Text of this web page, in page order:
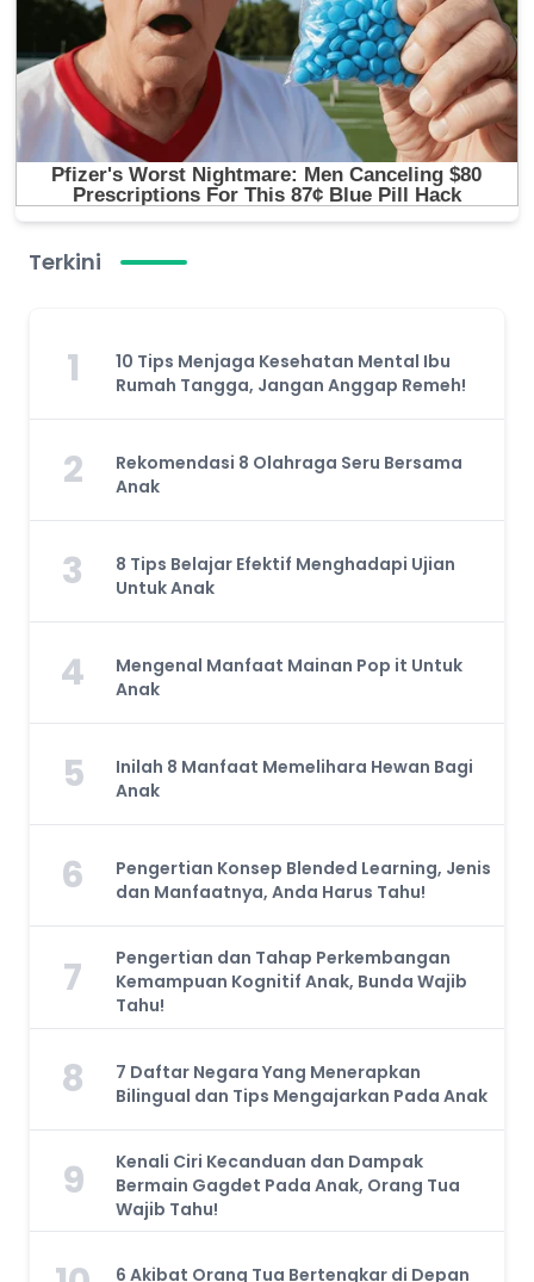
Terkini
1
10 Tips Menjaga Kesehatan Mental Ibu
Rumah Tangga, Jangan Anggap Remeh!
2
Rekomendasi 8 Olahraga Seru Bersama
Anak
3
8 Tips Belajar Efektif Menghadapi Ujian
Untuk Anak
4
Mengenal Manfaat Mainan Pop it Untuk
Anak
5
Inilah 8 Manfaat Memelihara Hewan Bagi
Anak
6
Pengertian Konsep Blended Learning, Jenis
dan Manfaatnya, Anda Harus Tahu!
7
Pengertian dan Tahap Perkembangan
Kemampuan Kognitif Anak, Bunda Wajib
Tahu!
8
7 Daftar Negara Yang Menerapkan
Bilingual dan Tips Mengajarkan Pada Anak
9
Kenali Ciri Kecanduan dan Dampak
Bermain Gagdet Pada Anak, Orang Tua
Wajib Tahu!
6 Akibat Orang Tua Bertengkar di Depan